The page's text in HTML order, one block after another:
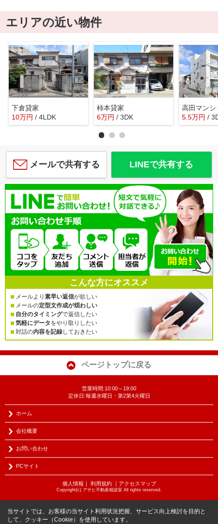
エリアの近い物件
下倉貸家
10万円 / 4LDK
柿本貸家
6万円 / 3DK
高田マンシ
5.5万円 /
メールで共有する LINEで共有する
こんな方にオススメ
メールより 素早い返信が欲しい
メールの定型文作成が煩わしい
自分のタイミングで返信したい
気軽にデータをやり取りしたい
対話の内容を記録しておきたい
ページトップに戻る
営業時間:10:00～19:00
定休日:毎週水曜日・第2第4火曜日
ホーム
会社概要
お問い合わせ
PCサイト
個人情報 利用規約｜ アクセスマップ
Copyright(c) アサヒ不動産相談室 All rights reserved.
当サイトでは、お客様の当サイト利用状況把握、サービス向上検討を目的と
して、クッキー（Cookie）を使用しています。